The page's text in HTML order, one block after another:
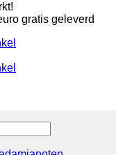
gratis geleverd